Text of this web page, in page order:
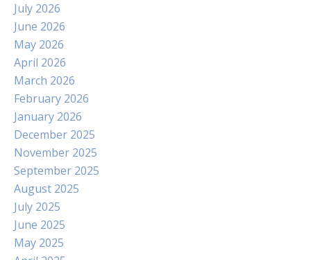
July 2026
June 2026
May 2026
April 2026
March 2026
February 2026
January 2026
December 2025
November 2025
September 2025
August 2025
July 2025
June 2025
May 2025